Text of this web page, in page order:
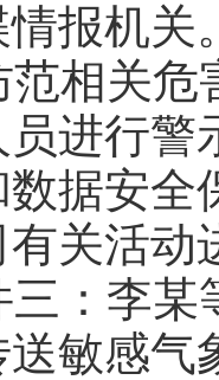
报机关
关危害
员进行警
数据安
关活动
李某等
敏感气